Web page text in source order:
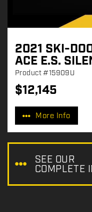
2021 SKI-
ACE E.S.
Product#15909U
P
r
c
$12,145
More Info
SEE OUR
COMPLETE